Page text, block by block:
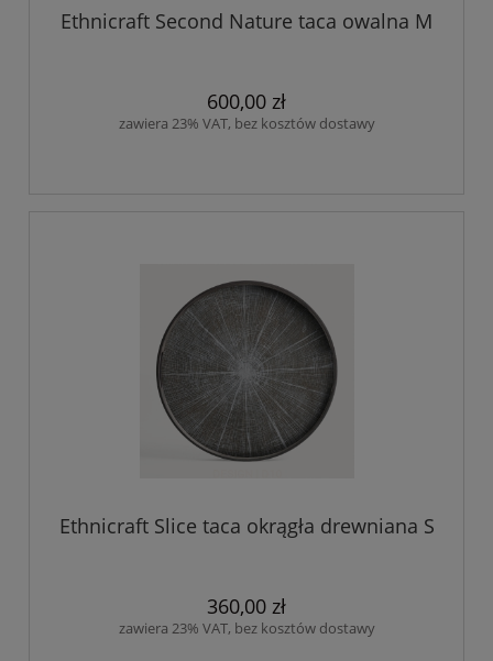
Ethnicraft Second Nature taca owalna M
600,00 zł
zawiera 23% VAT, bez kosztów dostawy
Ethnicraft Slice taca okrągła drewniana S
360,00 zł
zawiera 23% VAT, bez kosztów dostawy